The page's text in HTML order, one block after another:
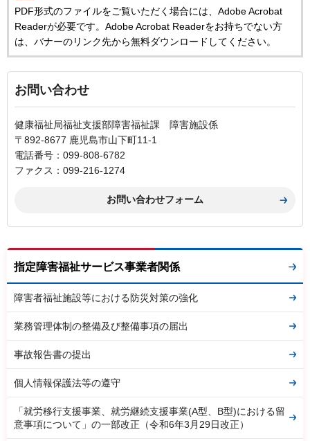
PDF形式のファイルをご覧いただく場合には、Adobe Acrobat
Readerが必要です。Adobe Acrobat Readerをお持ちでない方
は、バナーのリンク先から無料ダウンロードしてください。
お問い合わせ
健康福祉局福祉支援部障害福祉課 障害施設係
〒892-8677 鹿児島市山下町11-1
電話番号：099-808-6782
ファクス：099-216-1274
指定障害福祉サービス事業者関係
障害者福祉施設等における防災対策の強化
業務管理体制の整備及び整備事項の届出
事故報告書の提出
個人情報保護法等の遵守
「就労移行支援事業、就労継続支援事業(A型、B型)における留
意事項について」の一部改正（令和6年3月29日改正）